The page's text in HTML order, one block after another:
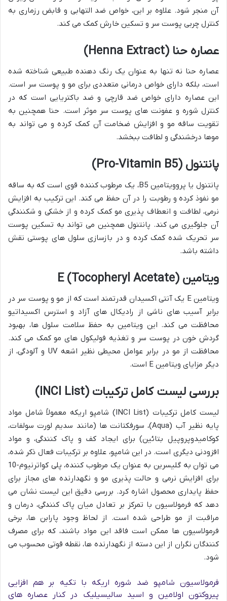
آن منجر شود. علاوه بر این، خواص ضد التهابی و قابض رزماری به
کنترل چربی پوست سر و تسکین خارش کمک می کند.
عصاره حنا (Henna Extract)
عصاره حنا نه تنها به عنوان یک رنگ دهنده طبیعی شناخته شده
است، بلکه دارای خواص درمانی متعددی برای مو و پوست سر است.
این عصاره دارای خواص ضد قارچی و ضد باکتریایی است که در
کنترل شوره و عفونت های پوست سر موثر است. حنا همچنین به
تقویت ساقه مو و افزایش ضخامت آن کمک کرده و می تواند به
موها درخشندگی و لطافت ببخشد.
پانتنول (Pro-Vitamin B5)
پانتنول یا پروویتامین B5، یک مرطوب کننده قوی است که به ساقه
مو نفوذ کرده و رطوبت را در آن حفظ می کند. این ترکیب به افزایش
نرمی، لطافت و انعطاف پذیری مو کمک کرده و از خشکی و شکنندگی
آن جلوگیری می کند. پانتنول همچنین می تواند به تسکین پوست
سر تحریک شده کمک کرده و در بازسازی سلول های پوستی نقش
داشته باشد.
ویتامین E (Tocopheryl Acetate)
ویتامین E یک آنتی اکسیدان قدرتمند است که از مو و پوست سر در
برابر آسیب های ناشی از رادیکال های آزاد و استرس اکسیداتیو
محافظت می کند. این ویتامین به حفظ سلامت سلول ها، بهبود
گردش خون در پوست سر و تغذیه فولیکول های مو کمک می کند.
محافظت از مو در برابر عوامل محیطی نظیر اشعه UV و آلودگی، از
دیگر مزایای ویتامین E است.
بررسی لیست کامل ترکیبات (INCI List)
لیست کامل ترکیبات (INCI List) شامپو اریکه معمولاً شامل مواد
پایه نظیر آب (Aqua)، سورفکتانت ها (مانند سدیم لورت سولفات،
کوکامیدوپروپیل بتائین) برای ایجاد کف و پاک کنندگی، و مواد
افزودنی دیگری است. در این شامپو، علاوه بر ترکیبات فعال ذکر شده،
می توان به گلیسرین به عنوان یک مرطوب کننده، پلی کواترنیوم-10
برای افزایش نرمی و حالت پذیری مو و نگهدارنده های مجاز برای
حفظ پایداری محصول اشاره کرد. بررسی دقیق این لیست نشان می
دهد که فرمولاسیون با تمرکز بر تعادل میان پاک کنندگی، درمان و
مراقبت از مو طراحی شده است. از لحاظ وجود پارابن ها، برخی
فرمولاسیون ها ممکن است فاقد این مواد باشند، که برای مصرف
کنندگان نگران از این دسته از نگهدارنده ها، نقطه قوتی محسوب می
شود.
فرمولاسیون شامپو ضد شوره اریکه با تکیه بر هم افزایی
پیروکتون اولامین و اسید سالیسیلیک در کنار عصاره های